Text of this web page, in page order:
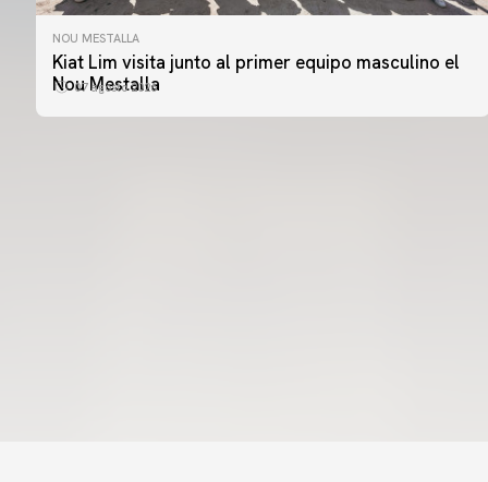
NOU MESTALLA
Kiat Lim visita junto al primer equipo masculino el
Nou Mestalla
07 agosto 2026
PRIMER EQUIPO
ENTRENAMIENTO DEL VALENCIA CF 7/8/2026